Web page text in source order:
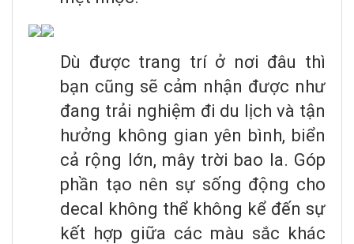
Dù được trang trí ở nơi đâu thì
bạn cũng sẽ cảm nhận được như
đang trải nghiệm đi du lịch và tận
hưởng không gian yên bình, biển
cả rộng lớn, mây trời bao la. Góp
phần tạo nên sự sống động cho
decal không thể không kể đến sự
kết hợp giữa các màu sắc khác